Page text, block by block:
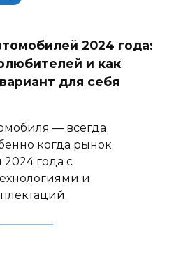
2024 года:
и как
для себя
— всегда
когда рынок
года с
и